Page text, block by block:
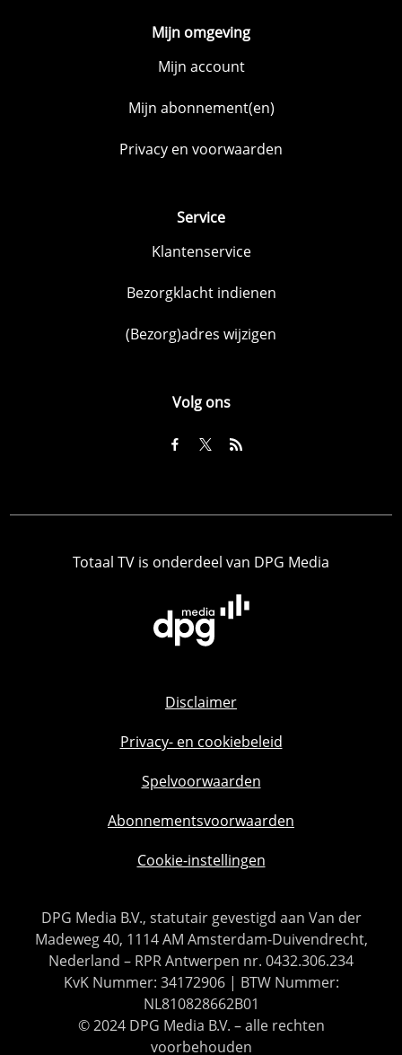
Mijn omgeving
Mijn account
Mijn abonnement(en)
Privacy en voorwaarden
Service
Klantenservice
Bezorgklacht indienen
(Bezorg)adres wijzigen
Volg ons
Totaal TV is onderdeel van DPG Media
Disclaimer
Privacy- en cookiebeleid
Spelvoorwaarden
Abonnementsvoorwaarden
Cookie-instellingen
DPG Media B.V., statutair gevestigd aan Van der
Madeweg 40, 1114 AM Amsterdam-Duivendrecht,
Nederland – RPR Antwerpen nr. 0432.306.234
KvK Nummer: 34172906 | BTW Nummer:
NL810828662B01
© 2024 DPG Media B.V. – alle rechten
voorbehouden